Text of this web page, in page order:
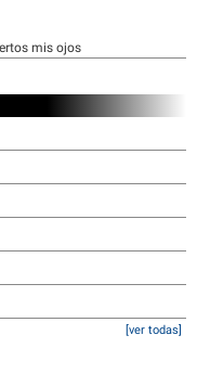
mis ojos
[ver todas]